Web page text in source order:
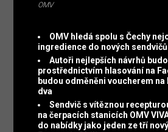
OMV
OMV hledá spolu s Čechy
ingredience do nových sendvičů
Autoři nejlepších návrhů
prostřednictvím hlasování na
budou odměněni voucherem na
dva
Sendvič s vítěznou
na čerpacích stanicích OMV
do nabídky jako jeden ze tří